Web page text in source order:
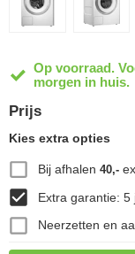
Op voorraad.
morgen in huis.
Prijs
Kies extra opties
Bij afhalen 40,-
Extra garantie: 5
Neerzetten en